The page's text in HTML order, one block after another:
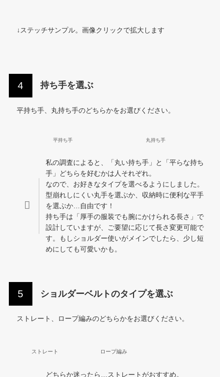
↓ステッチサンプル。画像クリックで拡大します
持ち手を選ぶ
平持ち手、丸持ち手のどちらかをお選びください。
平持ち手 丸持ち手
私の調査によると、「丸い持ち手」と「平らな持ち
手」どちらを好むかは人それぞれ。
なので、お好きなタイプを選べるようにしました。
型崩れしにくい丸手を選ぶか、収納時に便利な平手
を選ぶか…自由です！
持ち手は「厚手の服装でも腕にかけられる長さ」で
設計していますが、ご要望に応じて長さ変更可能で
す。もしショルダー使いがメインでしたら、少し短
めにしても可愛いかも。
ショルダーベルトのタイプを選ぶ
ストレート、ロープ編みのどちらかをお選びください。
ストレート ロープ編み
どちらか迷ったら…ストレートがおすすめ。